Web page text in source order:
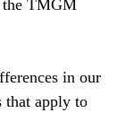
the TMGM
in our
that apply to